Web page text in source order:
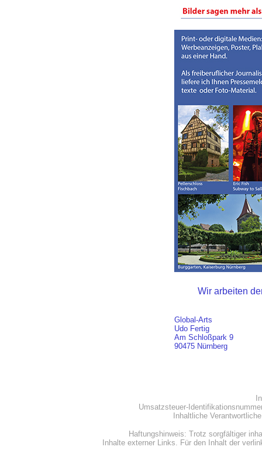
Wir arbeiten
Global-Arts
Udo Fertig
Am Schloßpark 9
90475 Nürnberg
Umsatzsteuer-
Inhaltliche
Haftungshinweis: Trotz sorgfältiger
Inhalte externer Links. Für den Inhalt der